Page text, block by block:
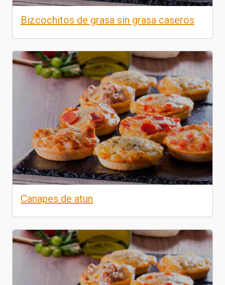
Bizcochitos de grasa sin grasa caseros
Canapes de atun